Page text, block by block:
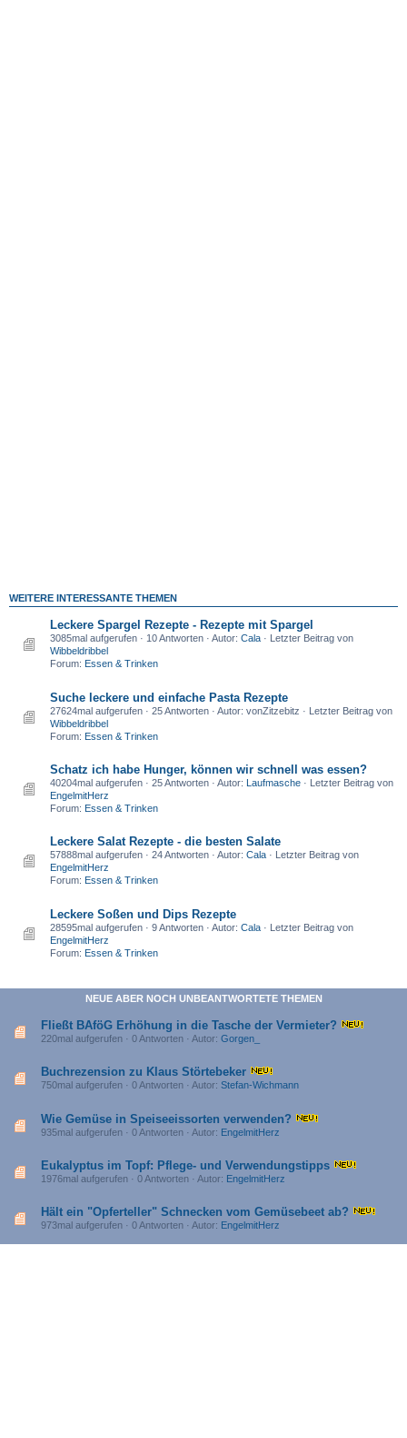
WEITERE INTERESSANTE THEMEN
Leckere Spargel Rezepte - Rezepte mit Spargel
3085mal aufgerufen · 10 Antworten · Autor: Cala · Letzter Beitrag von
Wibbeldribbel
Forum: Essen & Trinken
Suche leckere und einfache Pasta Rezepte
27624mal aufgerufen · 25 Antworten · Autor: vonZitzebitz · Letzter Beitrag von
Wibbeldribbel
Forum: Essen & Trinken
Schatz ich habe Hunger, können wir schnell was essen?
40204mal aufgerufen · 25 Antworten · Autor: Laufmasche · Letzter Beitrag von
EngelmitHerz
Forum: Essen & Trinken
Leckere Salat Rezepte - die besten Salate
57888mal aufgerufen · 24 Antworten · Autor: Cala · Letzter Beitrag von
EngelmitHerz
Forum: Essen & Trinken
Leckere Soßen und Dips Rezepte
28595mal aufgerufen · 9 Antworten · Autor: Cala · Letzter Beitrag von
EngelmitHerz
Forum: Essen & Trinken
NEUE ABER NOCH UNBEANTWORTETE THEMEN
Fließt BAföG Erhöhung in die Tasche der Vermieter?
220mal aufgerufen · 0 Antworten · Autor: Gorgen_
Buchrezension zu Klaus Störtebeker
750mal aufgerufen · 0 Antworten · Autor: Stefan-Wichmann
Wie Gemüse in Speiseeissorten verwenden?
935mal aufgerufen · 0 Antworten · Autor: EngelmitHerz
Eukalyptus im Topf: Pflege- und Verwendungstipps
1976mal aufgerufen · 0 Antworten · Autor: EngelmitHerz
Hält ein "Opferteller" Schnecken vom Gemüsebeet ab?
973mal aufgerufen · 0 Antworten · Autor: EngelmitHerz